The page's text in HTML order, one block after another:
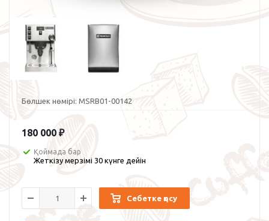
Бөлшек нөмірі: MSRB01-00142
180 000 ₽
Қоймада бар
Жеткізу мерзімі 30 күнге дейін
Себетке қосу